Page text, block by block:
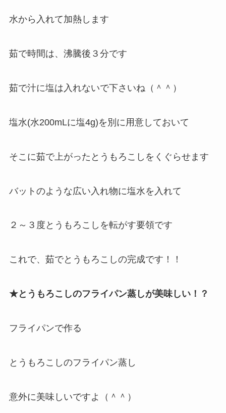
水から入れて加熱します
茹で時間は、沸騰後３分です
茹で汁に塩は入れないで下さいね（＾＾）
塩水(水200mLに塩4g)を別に用意しておいて
そこに茹で上がったとうもろこしをくぐらせます
バットのような広い入れ物に塩水を入れて
２～３度とうもろこしを転がす要領です
これで、茹でとうもろこしの完成です！！
★とうもろこしのフライパン蒸しが美味しい！？
フライパンで作る
とうもろこしのフライパン蒸し
意外に美味しいですよ（＾＾）